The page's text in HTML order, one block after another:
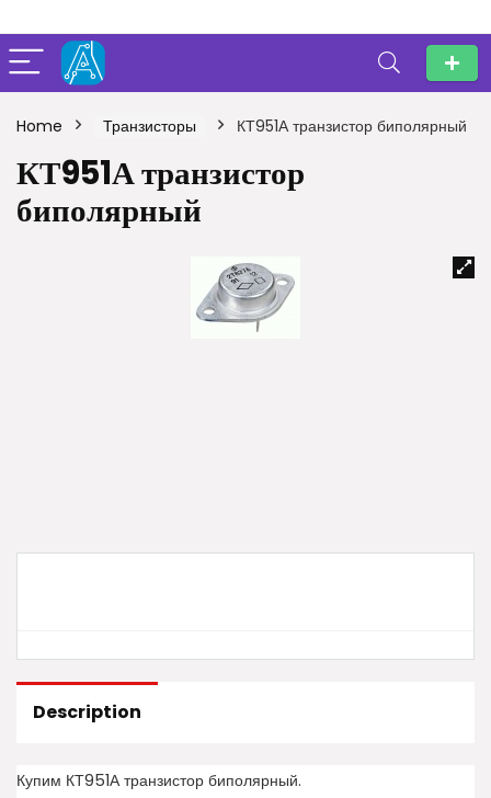
Home Транзисторы КТ951А транзистор биполярный
КТ951А транзистор
биполярный
Description
Купим КТ951А транзистор биполярный.